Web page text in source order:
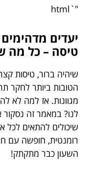
"`html
טיסה – כל מה
שיהיה ברור, טיסות
הטובות ביותר לחקר
מגוונות. אז למה לא
לנו? במאמר זה
שיכולים להתאים
רומנטית, חופשה עם
השעון כבר מתקתק!